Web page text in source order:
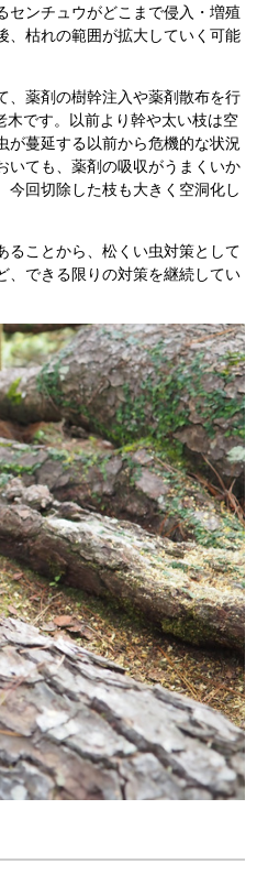
センチュウがどこまで侵入・増殖
、枯れの範囲が拡大していく可能
、薬剤の樹幹注入や薬剤散布を行
です。以前より幹や太い枝は空
が蔓延する以前から危機的な状況
いても、薬剤の吸収がうまくいか
今回切除した枝も大きく空洞化し
ることから、松くい虫対策として
、できる限りの対策を継続してい